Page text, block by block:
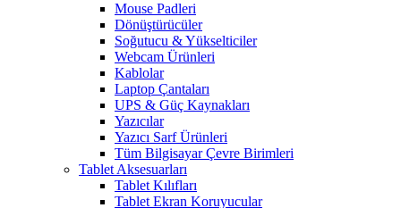
Mouse Padleri
Dönüştürücüler
Soğutucu & Yükselticiler
Webcam Ürünleri
Kablolar
Laptop Çantaları
UPS & Güç Kaynakları
Yazıcılar
Yazıcı Sarf Ürünleri
Tüm Bilgisayar Çevre Birimleri
Tablet Aksesuarları
Tablet Kılıfları
Tablet Ekran Koruyucular